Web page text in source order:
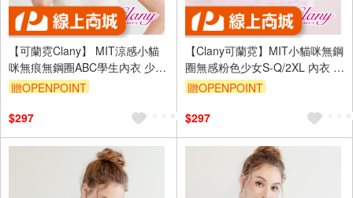
【可蘭霓Clany】 MIT涼感小貓
咪無痕無鋼圈ABC學生內衣 少女
內衣 成長型內衣 8039-22 白色
贈OPENPOINT
$297
【Clany可蘭霓】MIT小貓咪無鋼
圈無感粉色少女S-Q/2XL 內衣 學
生涼感內衣 成長型 8038-31
贈OPENPOINT
$297